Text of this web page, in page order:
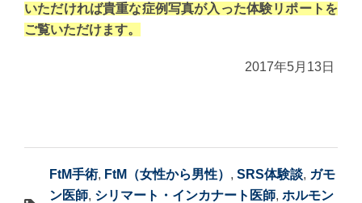
いただければ貴重な症例写真が入った体験リポートを
ご覧いただけます。
2017年5月13日
FtM手術, FtM（女性から男性） , SRS体験談, ガモ
ン医師, シリマート・インカナート医師, ホルモン